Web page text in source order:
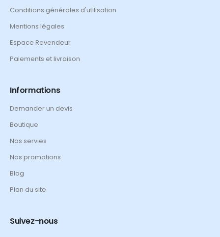
Conditions générales d'utilisation
Mentions légales
Espace Revendeur
Paiements et livraison
Informations
Demander un devis
Boutique
Nos servies
Nos promotions
Blog
Plan du site
Suivez-nous